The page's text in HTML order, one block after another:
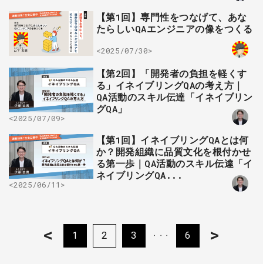
【第1回】専門性をつなげて、あな
たらしいQAエンジニアの像をつくる
<2025/07/30>
【第2回】「開発者の負担を軽くす
る」イネイブリングQAの考え方｜
QA活動のスキル伝達「イネイブリン
グQA」
<2025/07/09>
【第1回】イネイブリングQAとは何
か？開発組織に品質文化を根付かせ
る第一歩｜QA活動のスキル伝達「イ
ネイブリングQA...
<2025/06/11>
< 1 2 3 ・・・ >
6